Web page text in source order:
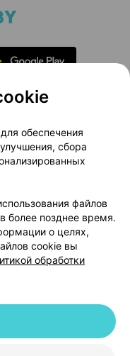
проекта
маркетинг
Доставка
Партнеры
103.by
Cookie
Республика Беларусь,
обеспечения
сбора
файлов
более позднее время.
о целях,
cookie вы
обработки